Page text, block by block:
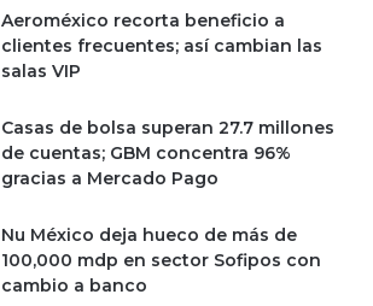
Aeroméxico recorta beneficio a
clientes frecuentes; así cambian las
salas VIP
Casas de bolsa superan 27.7 millones
de cuentas; GBM concentra 96%
gracias a Mercado Pago
Nu México deja hueco de más de
100,000 mdp en sector Sofipos con
cambio a banco